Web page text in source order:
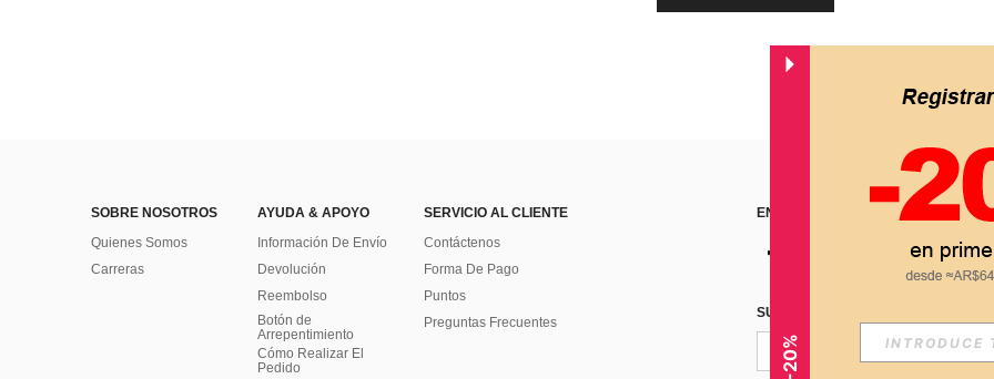
SOBRE NOSOTROS
Quienes Somos
Carreras
AYUDA & APOYO
Información De Envío
Devolución
Reembolso
Botón de
Arrepentimiento
Cómo Realizar El
Pedido
SERVICIO AL CLIENTE
Contáctenos
Forma De Pago
Puntos
Preguntas Frecuentes
ENCUÉNTRANOS EN
SUSCRÍBETE PARA RECIBIR